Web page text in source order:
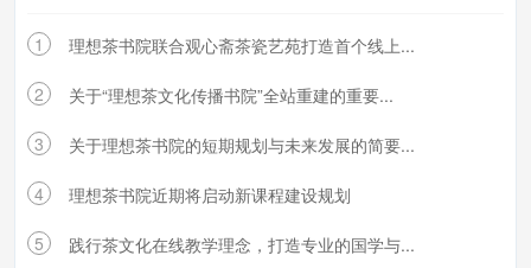
1 理想茶书院联合观心斋茶瓷艺苑打造首个线上...
2 关于“理想茶文化传播书院”全站重建的重要...
3 关于理想茶书院的短期规划与未来发展的简要...
4 理想茶书院近期将启动新课程建设规划
5 践行茶文化在线教学理念，打造专业的国学与...